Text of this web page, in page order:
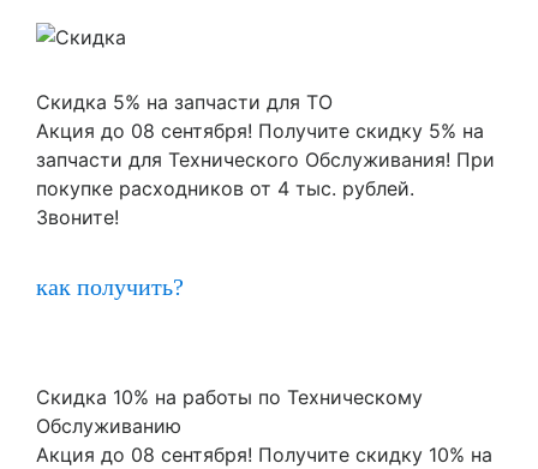
Скидка 5% на запчасти для ТО
Акция до 08 сентября! Получите скидку 5% на
запчасти для Технического Обслуживания! При
покупке расходников от 4 тыс. рублей.
Звоните!
как получить?
Скидка 10% на работы по Техническому
Обслуживанию
Акция до 08 сентября! Получите скидку 10% на